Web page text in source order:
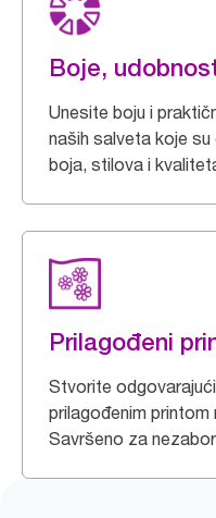
Boje,
Unesite boju i
naših salveta koje
boja, stilova i
Prilagođeni
Stvorite
prilagođenim
Savršeno za